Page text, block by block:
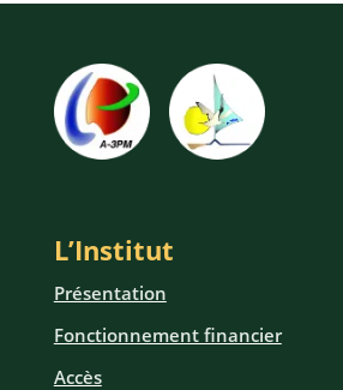
L’Institut
Présentation
Fonctionnement financier
Accès